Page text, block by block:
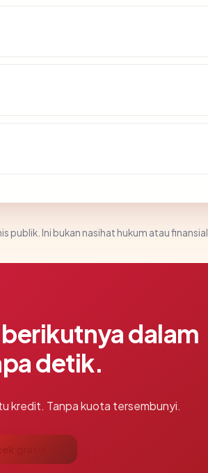
publik. Ini bukan nasihat hukum atau finansial.
dalam
detik.
kredit. Tanpa kuota tersembunyi.
gratis →